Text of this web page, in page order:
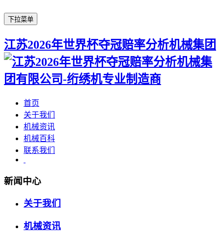
下拉菜单
江苏2026年世界杯夺冠赔率分析机械集团
首页
关于我们
机械资讯
机械百科
联系我们
新闻中心
关于我们
机械资讯